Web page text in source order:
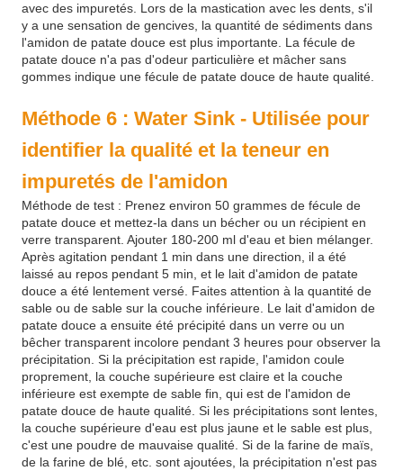
avec des impuretés. Lors de la mastication avec les dents, s'il
y a une sensation de gencives, la quantité de sédiments dans
l'amidon de patate douce est plus importante. La fécule de
patate douce n'a pas d'odeur particulière et mâcher sans
gommes indique une fécule de patate douce de haute qualité.
Méthode 6 : Water Sink - Utilisée pour
identifier la qualité et la teneur en
impuretés de l'amidon
Méthode de test : Prenez environ 50 grammes de fécule de
patate douce et mettez-la dans un bécher ou un récipient en
verre transparent. Ajouter 180-200 ml d'eau et bien mélanger.
Après agitation pendant 1 min dans une direction, il a été
laissé au repos pendant 5 min, et le lait d'amidon de patate
douce a été lentement versé. Faites attention à la quantité de
sable ou de sable sur la couche inférieure. Le lait d'amidon de
patate douce a ensuite été précipité dans un verre ou un
bêcher transparent incolore pendant 3 heures pour observer la
précipitation. Si la précipitation est rapide, l'amidon coule
proprement, la couche supérieure est claire et la couche
inférieure est exempte de sable fin, qui est de l'amidon de
patate douce de haute qualité. Si les précipitations sont lentes,
la couche supérieure d'eau est plus jaune et le sable est plus,
c'est une poudre de mauvaise qualité. Si de la farine de maïs,
de la farine de blé, etc. sont ajoutées, la précipitation n'est pas